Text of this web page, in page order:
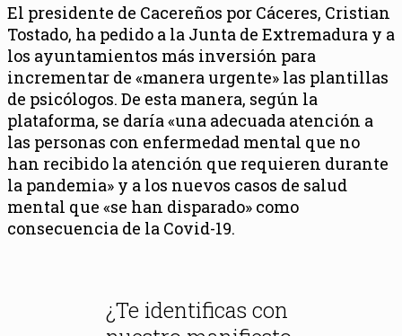
El presidente de Cacereños por Cáceres, Cristian
Tostado, ha pedido a la Junta de Extremadura y a
los ayuntamientos más inversión para
incrementar de «manera urgente» las plantillas
de psicólogos. De esta manera, según la
plataforma, se daría «una adecuada atención a
las personas con enfermedad mental que no
han recibido la atención que requieren durante
la pandemia» y a los nuevos casos de salud
mental que «se han disparado» como
consecuencia de la Covid-19.
¿Te identificas con